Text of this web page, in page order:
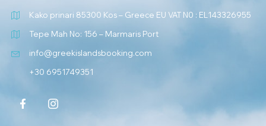
Kako prinari 85300 Kos – Greece EU VAT N0 : EL143326955
Tepe Mah No: 156 – Marmaris Port
info@greekislandsbooking.com
+30 6951749351